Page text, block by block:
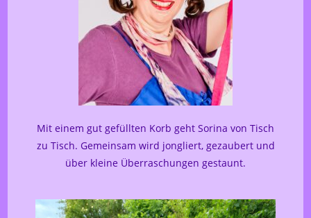
Mit einem gut gefüllten Korb geht Sorina von Tisch
zu Tisch. Gemeinsam wird jongliert, gezaubert und
über kleine Überraschungen gestaunt.